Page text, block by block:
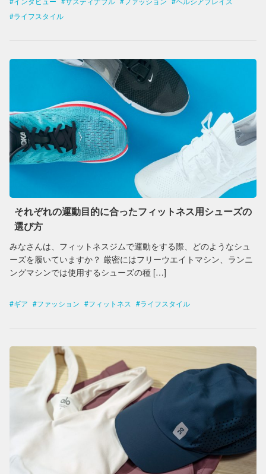
ライフスタイル
それぞれの運動目的に合ったフィットネス用シューズの
選び方
みなさんは、フィットネスジムで運動をする際、どのようなシュ
ーズを履いていますか？ 厳密にはフリーウエイトマシン、ランニ
ングマシンでは使用するシューズの種 […]
ギア ファッション フィットネス ライフスタイル